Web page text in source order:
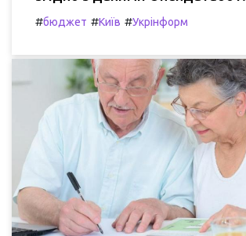
#бюджет #Київ #Укрінформ